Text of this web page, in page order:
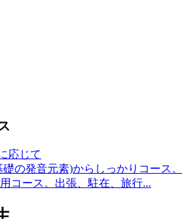
応じて
の発音元素)からしっかりコース
コース。出張、駐在、旅行...